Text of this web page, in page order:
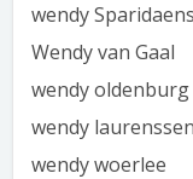
wendy
Wendy van Gaal
wendy oldenburg
wendy laurenssen
wendy woerlee